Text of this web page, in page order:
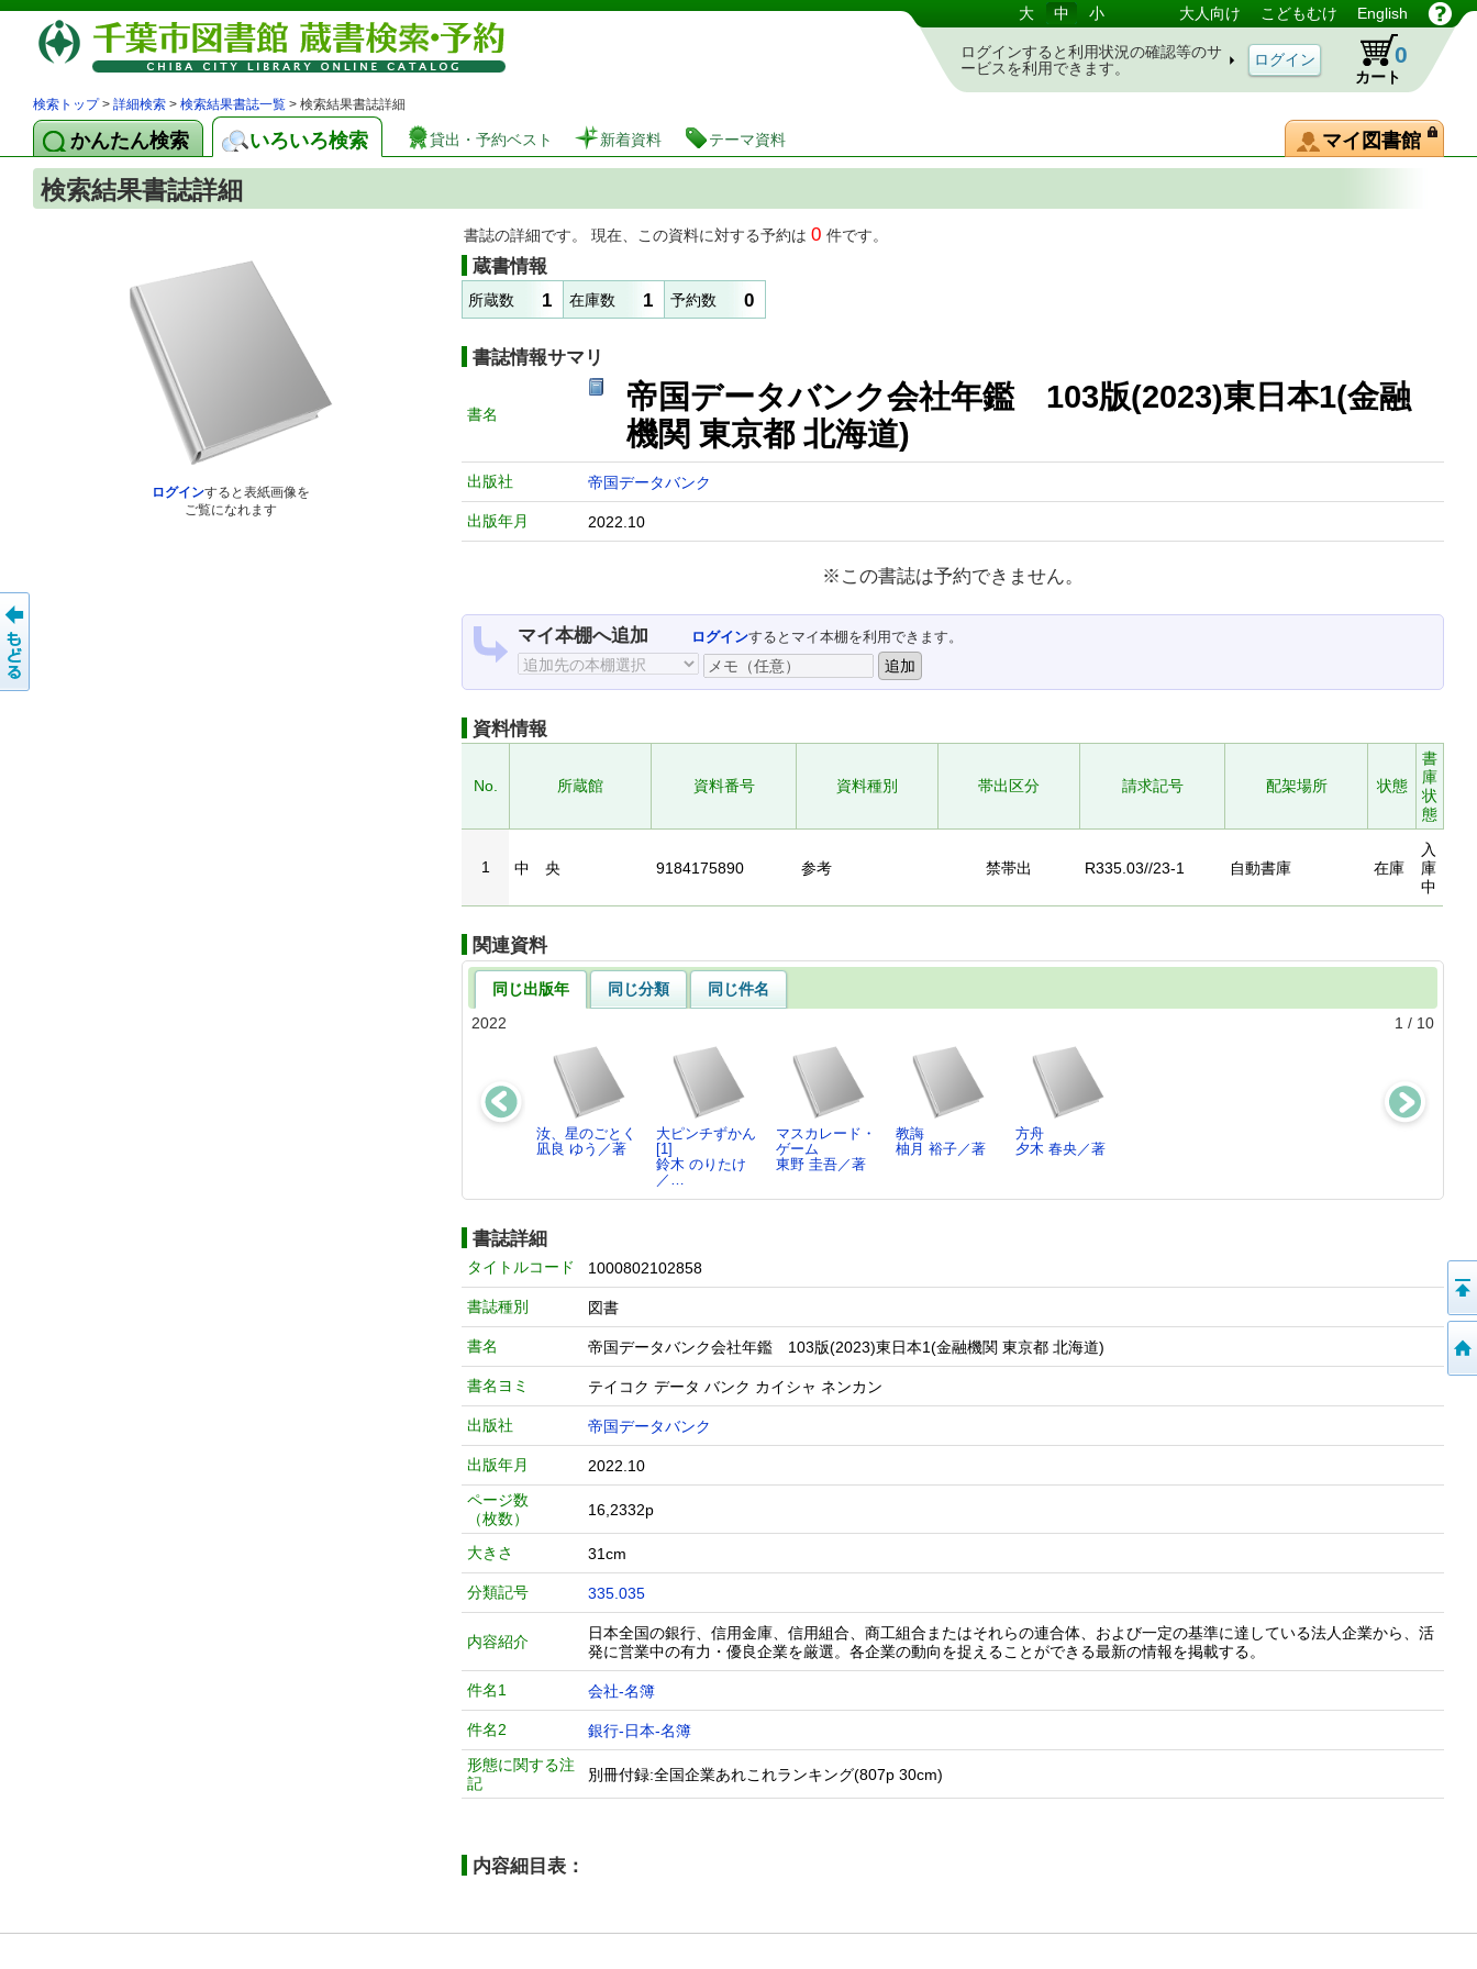
図書館 蔵書検索・予約システム 大 中 小 大人向け こどもむけ English
ログインすると利用状況の確認等のサ
ービスを利用できます。
カート
0
検索トップ> 詳細検索 > 検索結果書誌一覧 > 検索結果書誌詳細
かんたん検索 いろいろ検索 貸出・予約ベスト 新着資料 テーマ資料 マイ図書館
検索結果書誌詳細
ログインすると表紙画像を
ご覧になれます
書誌の詳細です。 現在、この資料に対する予約は 0 件です。
蔵書情報
所蔵数 1 在庫数 1 予約数 0
書誌情報サマリ
書名
帝国データバンク会社年鑑 103版(2023)東日本1(金融
機関 東京都 北海道)
出版社 帝国データバンク
出版年月 2022.10
※この書誌は予約できません。
マイ本棚へ追加 ログインするとマイ本棚を利用できます。
資料情報
No. 所蔵館 資料番号 資料種別 帯出区分 請求記号 配架場所 状態
書
庫
状
態
1 中 央 9184175890 参考 禁帯出 R335.03//23-1 自動書庫 在庫
入
庫
中
関連資料
同じ出版年 同じ分類
同じ件名
2022
1 / 10
汝、星のごとく
凪良 ゆう／著
大ピンチずかん
[1]
鈴木 のりたけ
／…
マスカレード・
ゲーム
東野 圭吾／著
教誨
柚月 裕子／著
方舟
夕木 春央／著
書誌詳細
タイトルコード 1000802102858
書誌種別 図書
書名 帝国データバンク会社年鑑 103版(2023)東日本1(金融機関 東京都 北海道)
書名ヨミ テイコク データ バンク カイシャ ネンカン
出版社 帝国データバンク
出版年月
2022.10
ページ数
（枚数）
16,2332p
大きさ 31cm
分類記号 335.035
内容紹介
日本全国の銀行、信用金庫、信用組合、商工組合またはそれらの連合体、および一定の基準に達している法人企業から、活
発に営業中の有力・優良企業を厳選。各企業の動向を捉えることができる最新の情報を掲載する。
件名1 会社-名簿
件名2
銀行-日本-名簿
形態に関する注
記
別冊付録:全国企業あれこれランキング(807p 30cm)
内容細目表：